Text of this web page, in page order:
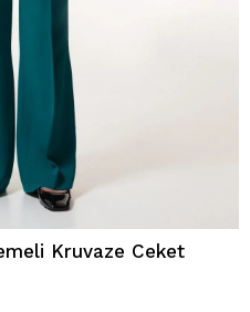
Kruvaze Ceket